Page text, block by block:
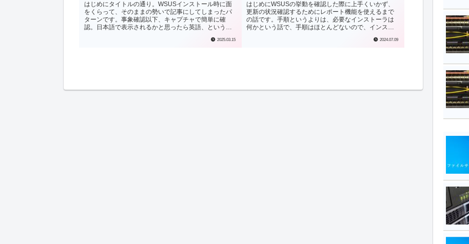
はじめにタイトルの通り。WSUSインストール時に面
をくらって、そのままの勢いで記事にしてしまったパ
ターンです。事象確認以下、キャプチャで簡単に確
認。日本語で表示されるかと思ったら英語、という事
2025.03.15
はじめにWSUSの挙動を確認した際に上手くいかず、
更新の状況確認するためにレポート機能を使えるまで
の話です。手順というよりは、必要なインストーラは
何かという話で、手順はほとんどないので、インスト
2024.07.09